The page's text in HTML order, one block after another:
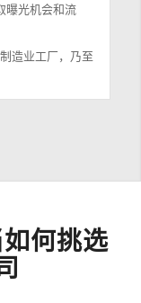
曝光机会和流
造业工厂，乃至
何挑选